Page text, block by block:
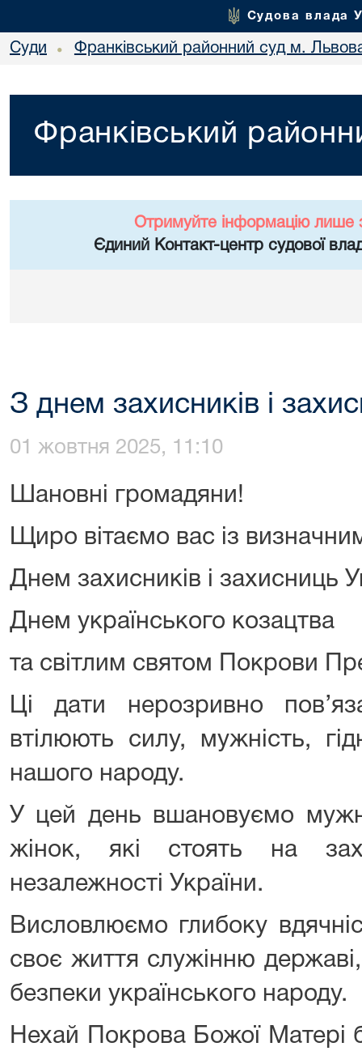
Судова влада
Суди • Франківський районний суд м.
Франківський
Отримуйте інформацію лише
Єдиний Контакт-центр судової
З днем захисників і
01 жовтня 2025, 11:10
Шановні громадяни!
Щиро вітаємо вас із
Днем захисників і захисниць
Днем українського козацтва
та світлим святом Покрови
Ці дати нерозривно
втілюють силу, мужність,
нашого народу.
У цей день вшановуємо
жінок, які стоять на
незалежності України.
Висловлюємо глибоку
своє життя служінню
безпеки українського народу.
Нехай Покрова Божої Матері